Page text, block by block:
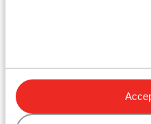
Bekijk onze unieke